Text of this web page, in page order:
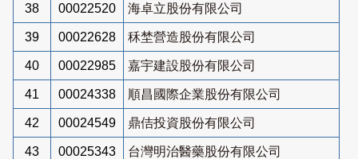
38 00022520 海卓立股份有限公司
39 00022628 秝埜營造股份有限公司
40 00022985 嘉宇建設股份有限公司
41 00024338 順昌國際企業股份有限公司
42 00024549 鼎佶投資股份有限公司
43 00025343 台灣明治醫藥股份有限公司